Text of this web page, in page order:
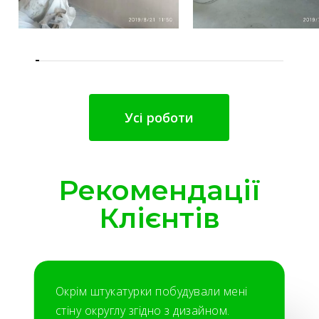
Усі роботи
Рекомендації
Клієнтів
Окрім штукатурки побудували мені
стіну округлу згідно з дизайном.